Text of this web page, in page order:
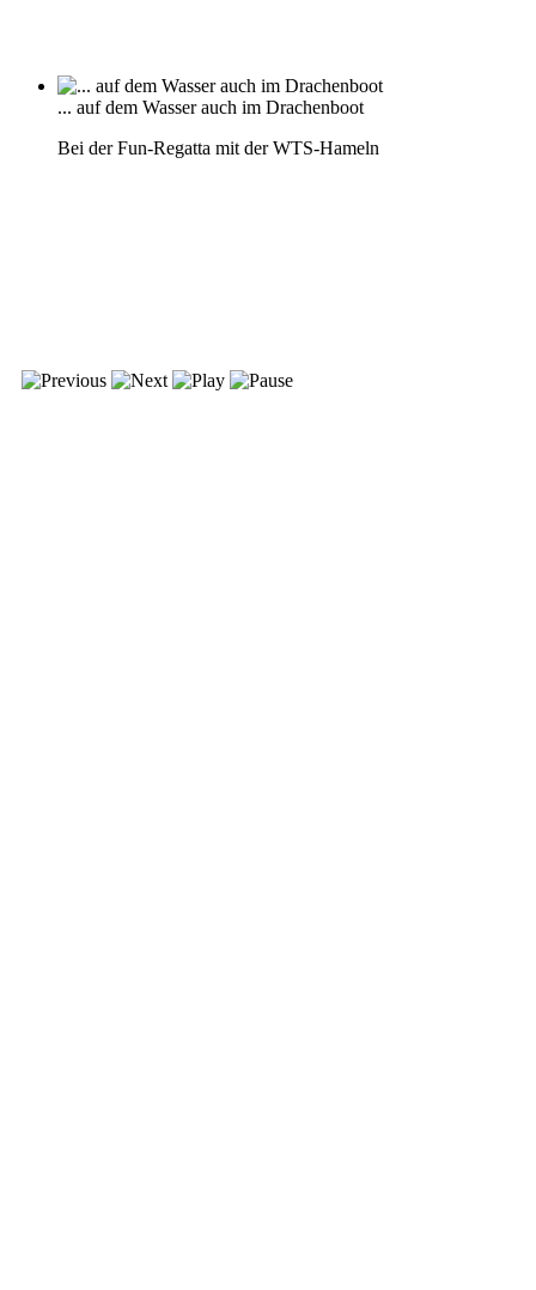
... auf dem Wasser auch im Drachenboot
Bei der Fun-Regatta mit der WTS-Hameln